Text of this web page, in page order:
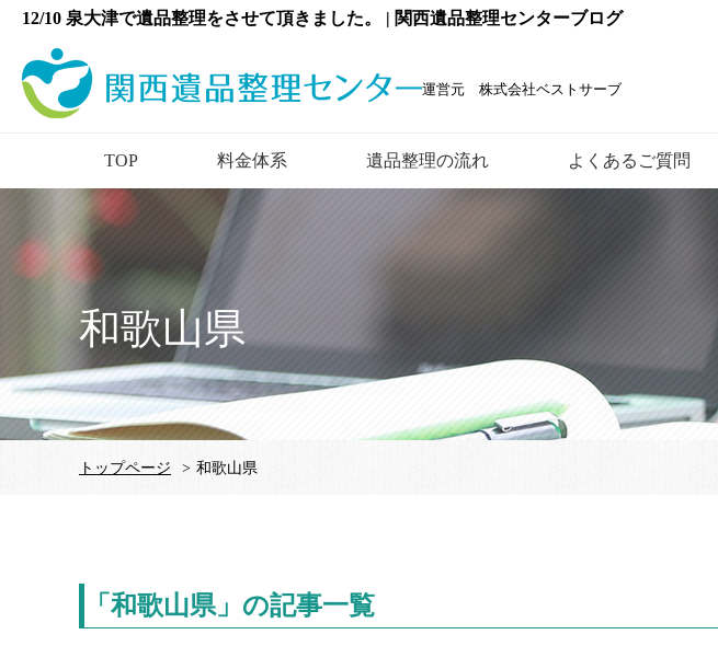
12/10 泉大津で遺品整理をさせて頂きました。 | 関西遺品整理センターブログ
運営元 株式会社ベストサーブ
TOP 料金体系 遺品整理の流れ よくあるご質問
和歌山県
トップページ > 和歌山県
「和歌山県」の記事一覧